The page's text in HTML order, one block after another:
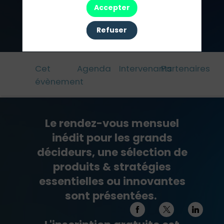
Pré-inscription
Cet
évènement
Agenda IntervenantsPartenaires
Le rendez-vous mensuel
inédit pour les grands
décideurs, une sélection de
produits & stratégies
essentielles ou innovantes
sont présentées.
Accepter
Refuser